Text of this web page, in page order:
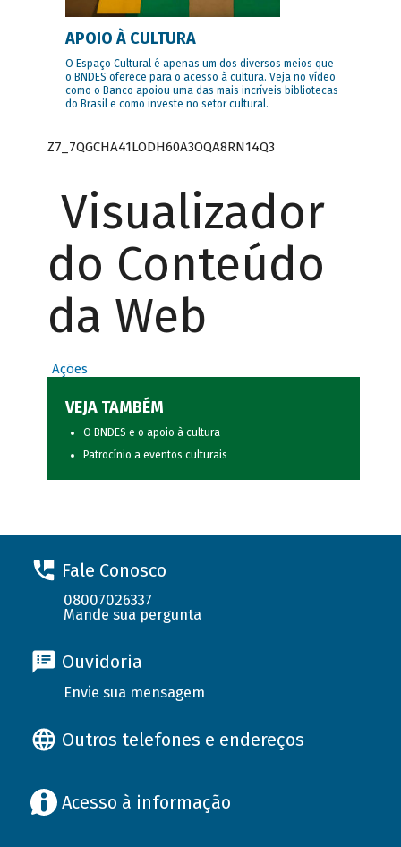
APOIO À CULTURA
O Espaço Cultural é apenas um dos diversos meios que
o BNDES oferece para o acesso à cultura. Veja no vídeo
como o Banco apoiou uma das mais incríveis bibliotecas
do Brasil e como investe no setor cultural.
Z7_7QGCHA41LODH60A3OQA8RN14Q3
Visualizador
do Conteúdo
da Web
Ações
VEJA TAMBÉM
O BNDES e o apoio à cultura
Patrocínio a eventos culturais
Fale Conosco
08007026337
Mande sua pergunta
Ouvidoria
Envie sua mensagem
Outros telefones e endereços
Acesso à informação